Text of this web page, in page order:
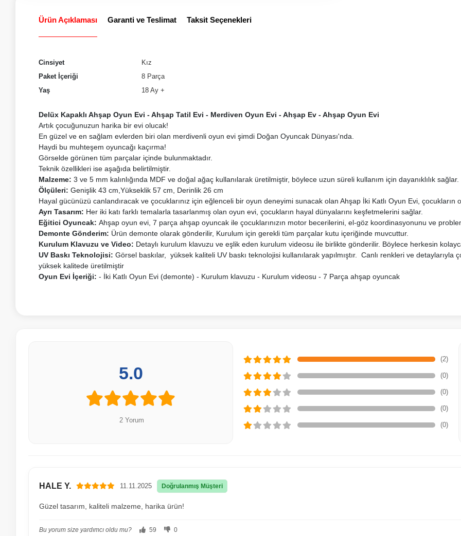
Ürün Açıklaması Garanti ve Teslimat Taksit Seçenekleri
Cinsiyet
Kız
Paket İçeriği
8 Parça
Yaş
18 Ay +
Delüx Kapaklı Ahşap Oyun Evi - Ahşap Tatil Evi - Merdiven Oyun Evi - Ahşap Ev - Ahşap Oyun Evi
Artık çocuğunuzun harika bir evi olucak!
En güzel ve en sağlam evlerden biri olan merdivenli oyun evi şimdi Doğan Oyuncak Dünyası'nda.
Haydi bu muhteşem oyuncağı kaçırma!
Görselde görünen tüm parçalar içinde bulunmaktadır.
Teknik özellikleri ise aşağıda belirtilmiştir.
Malzeme: 3 ve 5 mm kalınlığında MDF ve doğal ağaç kullanılarak üretilmiştir, böylece uzun süreli kullanım için dayanıklılık sağlar.
Ölçüleri:Genişlik 43 cm,Yükseklik 57 cm, Derinlik 26 cm
Hayal gücünüzü canlandıracak ve çocuklarınız için eğlenceli bir oyun deneyimi sunacak olan Ahşap İki Katlı Oyun Evi, çocukların
Ayrı Tasarım: Her iki katı farklı temalarla tasarlanmış olan oyun evi, çocukların hayal dünyalarını keşfetmelerini sağlar.
Eğitici Oyuncak:Ahşap oyun evi, 7 parça ahşap oyuncak ile çocuklarınızın motor becerilerini, el-göz koordinasyonunu ve
Demonte Gönderim: Ürün demonte olarak gönderilir, Kurulum için gerekli tüm parçalar kutu içeriğinde muvcuttur.
Kurulum Klavuzu ve Video: Detaylı kurulum klavuzu ve eşlik eden kurulum videosu ile birlikte gönderilir. Böylece herkesin
UV Baskı Teknolojisi:Görsel baskılar, yüksek kaliteli UV baskı teknolojisi kullanılarak yapılmıştır. Canlı renkleri ve detaylarıyla
yüksek kalitede üretilmiştir
Oyun Evi İçeriği:- İki Katlı Oyun Evi (demonte) - Kurulum klavuzu - Kurulum videosu - 7 Parça ahşap oyuncak
5.0
2 Yorum
(2)
(0)
(0)
(0)
(0)
HALE Y. 11.11.2025 Doğrulanmış Müşteri
Güzel tasarım, kaliteli malzeme, harika ürün!
Bu yorum size yardımcı oldu mu? 59 0